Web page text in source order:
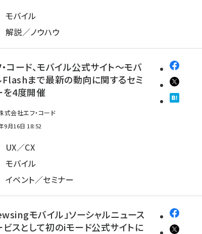
モバイル
解説／ノウハウ
コード、モバイル公式サイト～モバ
Flashまで最新の動向に関するセミ
を4度開催
式会社エフ・コード
9月16日 18:52
UX／CX
モバイル
イベント／セミナー
モバイル」ソーシャルニュース
ビスとして初のiモード公式サイトに